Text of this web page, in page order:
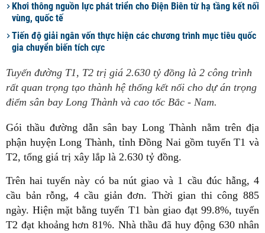
Khơi thông nguồn lực phát triển cho Điện Biên từ hạ tầng kết nối
vùng, quốc tế
Tiến độ giải ngân vốn thực hiện các chương trình mục tiêu quốc
gia chuyển biến tích cực
Tuyến đường T1, T2 trị giá 2.630 tỷ đồng là 2 công trình
rất quan trọng tạo thành hệ thống kết nối cho dự án trọng
điểm sân bay Long Thành và cao tốc Bắc - Nam.
Gói thầu đường dẫn sân bay Long Thành nằm trên địa
phận huyện Long Thành, tỉnh Đồng Nai gồm tuyến T1 và
T2, tổng giá trị xây lắp là 2.630 tỷ đồng.
Trên hai tuyến này có ba nút giao và 1 cầu đúc hẫng, 4
cầu bản rỗng, 4 cầu giản đơn. Thời gian thi công 885
ngày. Hiện mặt bằng tuyến T1 bàn giao đạt 99.8%, tuyến
T2 đạt khoảng hơn 81%. Nhà thầu đã huy động 630 nhân